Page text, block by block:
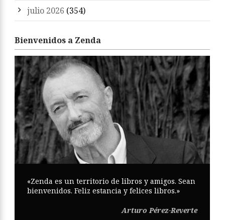
julio 2026 (354)
Bienvenidos a Zenda
«Zenda es un territorio de libros y amigos. Sean
bienvenidos. Feliz estancia y felices libros.»
Arturo Pérez-Reverte